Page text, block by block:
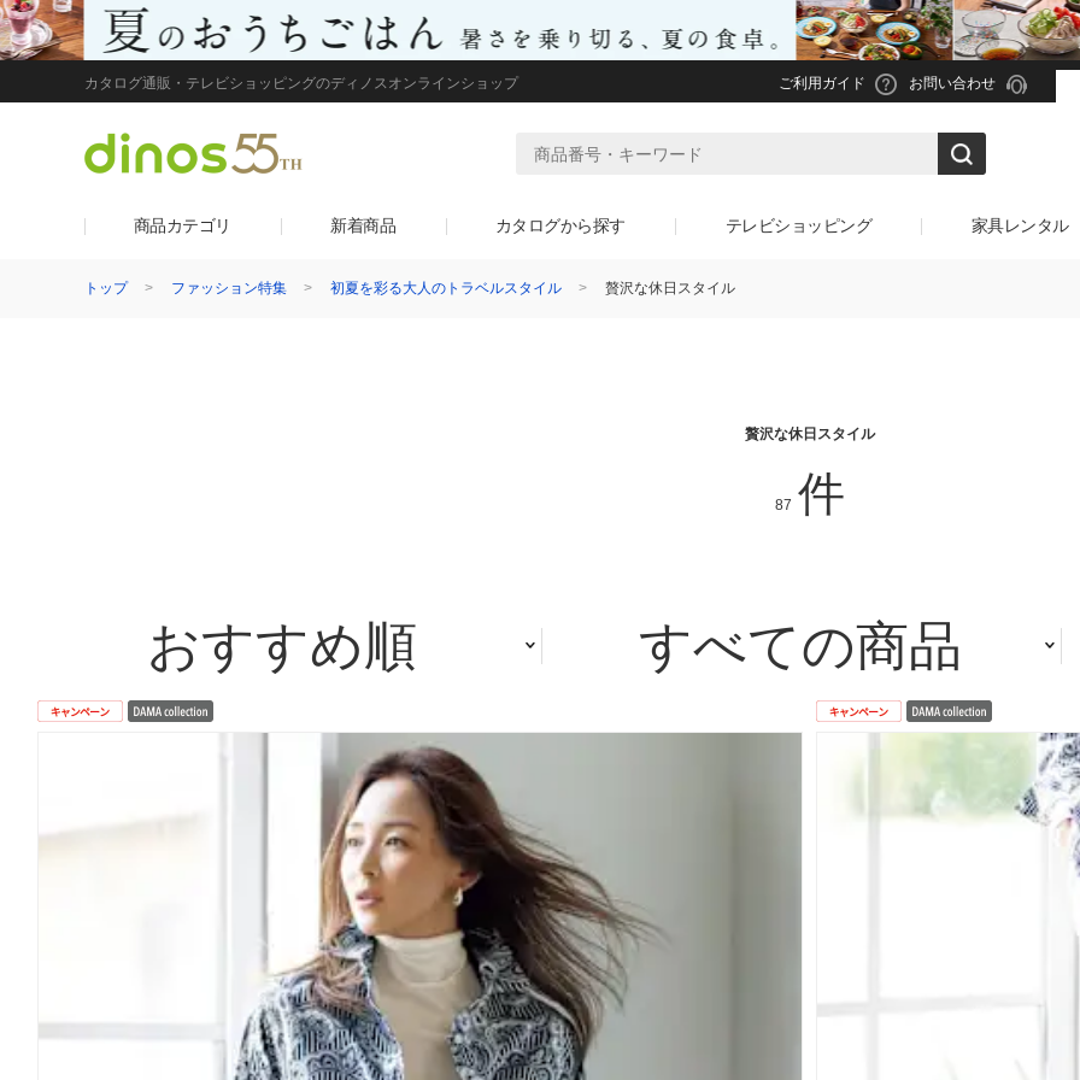
カタログ通販・テレビショッピングのディノスオンラインショップ ご利用ガイド お問い合わせ
商品カテゴリ 新着商品 カタログから探す テレビショッピング 家具レンタル
トップ ファッション特集 初夏を彩る大人のトラベルスタイル 贅沢な休日スタイル
贅沢な休日スタイル
87 件
おすすめ順 すべての商品